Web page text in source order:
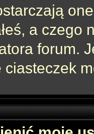
a czego
forum.
ciasteczek